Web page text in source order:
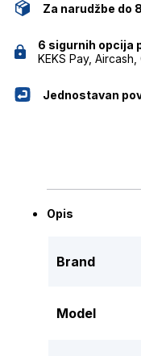
Za narudžbe do
6 sigurnih opcija
KEKS Pay,
Jednostavan
Opis
Brand
Model